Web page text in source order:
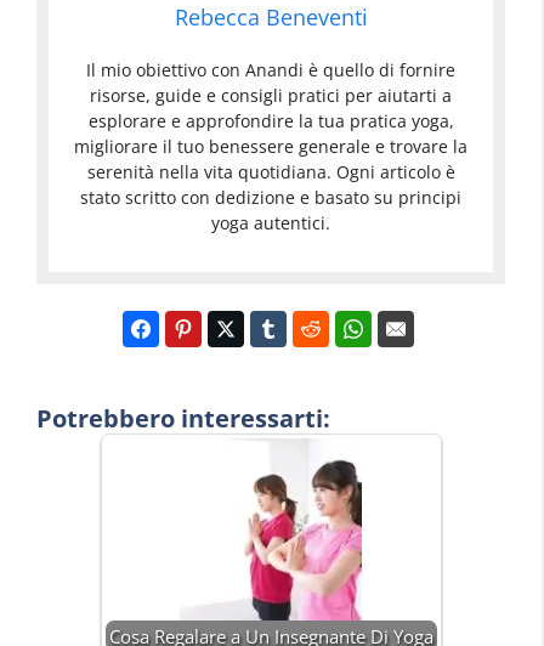
Rebecca Beneventi
Il mio obiettivo con Anandi è quello di fornire
risorse, guide e consigli pratici per aiutarti a
esplorare e approfondire la tua pratica yoga,
migliorare il tuo benessere generale e trovare la
serenità nella vita quotidiana. Ogni articolo è
stato scritto con dedizione e basato su principi
yoga autentici.
Potrebbero interessarti:
Cosa Regalare a Un Insegnante Di Yoga